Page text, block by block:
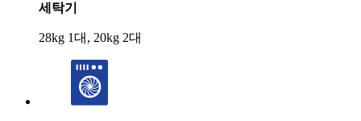
세탁기
28kg 1대, 20kg 2대